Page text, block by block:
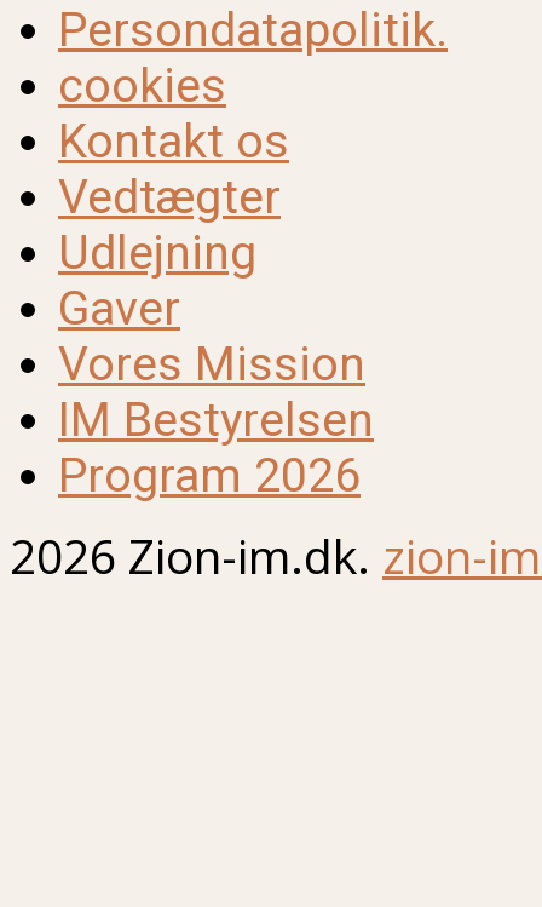
Persondatapolitik.
cookies
Kontakt os
Vedtægter
Udlejning
Gaver
Vores Mission
IM Bestyrelsen
Program 2026
2026 Zion-im.dk. zion-